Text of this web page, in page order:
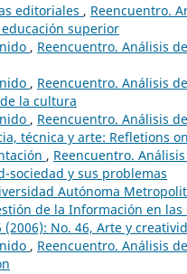
editoriales , Reencuentro.
superior
, Reencuentro. Análisis
, Reencuentro. Análisis
la cultura
, Reencuentro. Análisis
técnica y arte: Refletions
, Reencuentro.
sociedad y sus problemas
Autónoma
de la Información en
No. 46, Arte y
, Reencuentro. Análisis